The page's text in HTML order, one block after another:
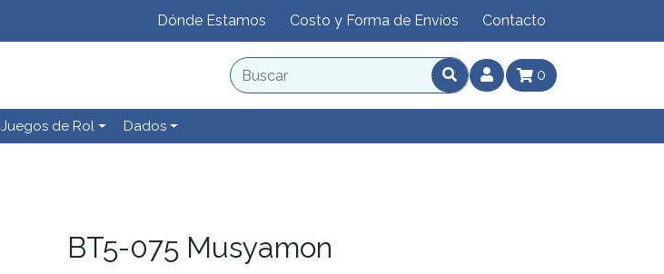
Dónde Estamos Costo y Forma de Envíos Contacto
0
Juegos de Rol Dados
BT5-075 Musyamon